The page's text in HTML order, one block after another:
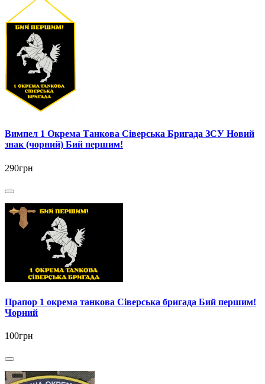
Вимпел 1 Окрема Танкова Сіверська Бригада ЗСУ Новий
знак (чорний) Бий першим!
290грн
Прапор 1 окрема танкова Сіверська бригада Бий першим!
Чорний
100грн